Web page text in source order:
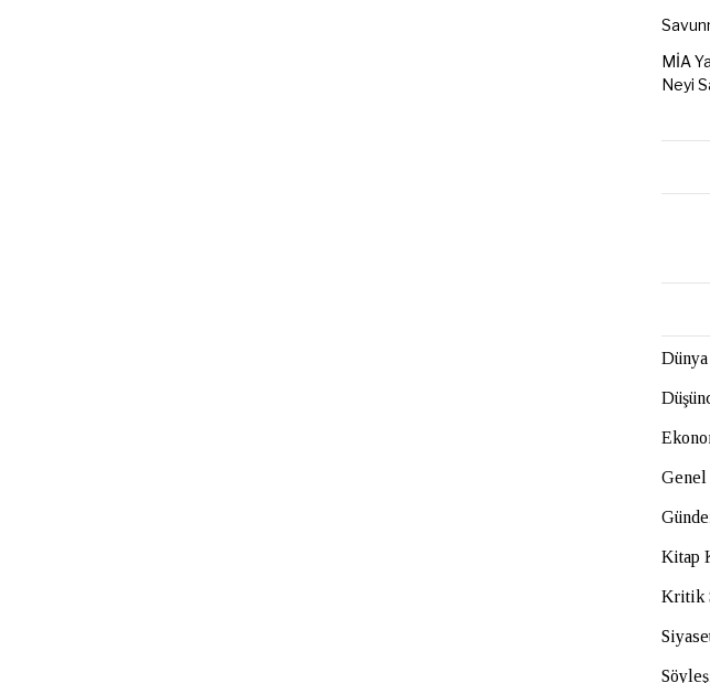
MİA
Neyi
Dünya
Genel
Kitap
Kritik